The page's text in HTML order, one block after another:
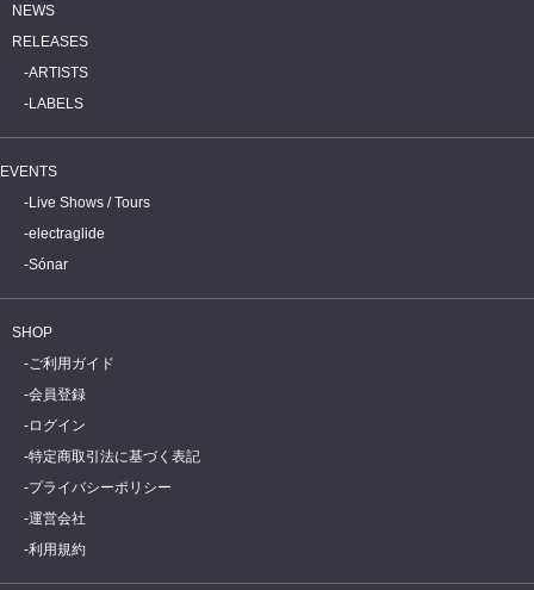
NEWS
RELEASES
ARTISTS
LABELS
EVENTS
Live Shows / Tours
electraglide
Sónar
SHOP
ご利用ガイド
会員登録
ログイン
特定商取引法に基づく表記
プライバシーポリシー
運営会社
利用規約